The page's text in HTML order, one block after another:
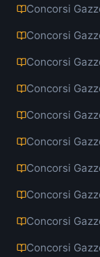
Concorsi
Concorsi
Concorsi
Concorsi
Concorsi
Concorsi
Concorsi
Concorsi
Concorsi
Concorsi